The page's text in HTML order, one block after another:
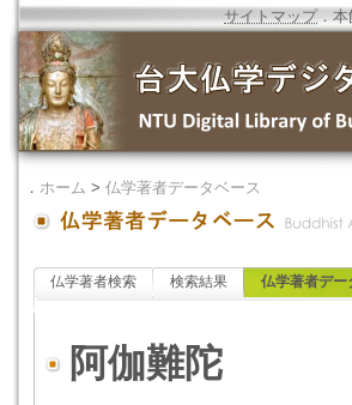
サイトマップ．本
． ホーム > 仏学著者データベース
仏学著者検索 検索結果 仏学著者デー
阿伽難陀